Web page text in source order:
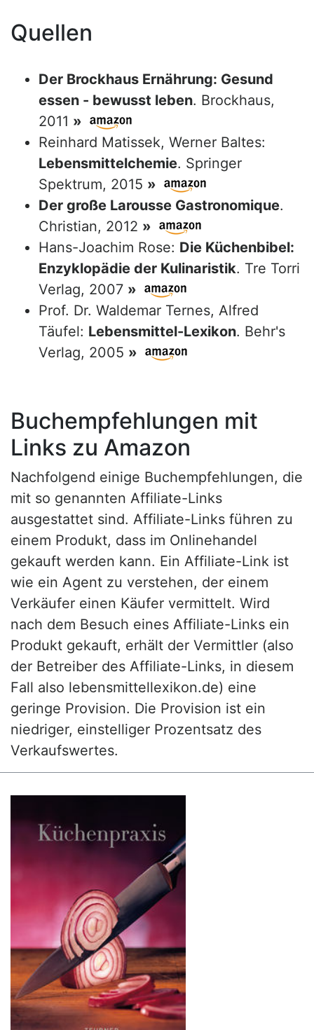
Quellen
Der Brockhaus Ernährung: Gesund
essen - bewusst leben. Brockhaus,
2011 »
Reinhard Matissek, Werner Baltes:
Lebensmittelchemie. Springer
Spektrum, 2015 »
Der große Larousse Gastronomique.
Christian, 2012 »
Hans-Joachim Rose: Die Küchenbibel:
Enzyklopädie der Kulinaristik. Tre Torri
Verlag, 2007 »
Prof. Dr. Waldemar Ternes, Alfred
Täufel: Lebensmittel-Lexikon. Behr's
Verlag, 2005 »
Buchempfehlungen mit
Links zu Amazon
Nachfolgend einige Buchempfehlungen, die
mit so genannten Affiliate-Links
ausgestattet sind. Affiliate-Links führen zu
einem Produkt, dass im Onlinehandel
gekauft werden kann. Ein Affiliate-Link ist
wie ein Agent zu verstehen, der einem
Verkäufer einen Käufer vermittelt. Wird
nach dem Besuch eines Affiliate-Links ein
Produkt gekauft, erhält der Vermittler (also
der Betreiber des Affiliate-Links, in diesem
Fall also lebensmittellexikon.de) eine
geringe Provision. Die Provision ist ein
niedriger, einstelliger Prozentsatz des
Verkaufswertes.